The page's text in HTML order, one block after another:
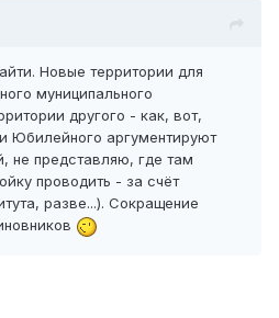
Новые территории для
муниципального
другого - как, вот,
Юбилейного аргументируют
не представляю, где там
проводить - за счёт
разве...). Сокращение